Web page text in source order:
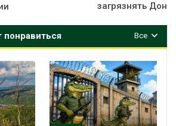
загрязнять Дон
Все
понравиться